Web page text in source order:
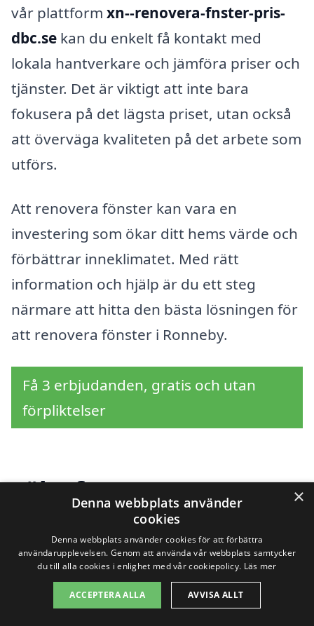
vår plattform xn--renovera-fnster-pris-
dbc.se kan du enkelt få kontakt med
lokala hantverkare och jämföra priser och
tjänster. Det är viktigt att inte bara
fokusera på det lägsta priset, utan också
att överväga kvaliteten på det arbete som
utförs.
Att renovera fönster kan vara en
investering som ökar ditt hems värde och
förbättrar inneklimatet. Med rätt
information och hjälp är du ett steg
närmare att hitta den bästa lösningen för
att renovera fönster i Ronneby.
Få 3 erbjudanden, gratis och utan
förpliktelser
Sök efter en
professionell för
renovera fönster i
andra städer nära
Ronneby
×
Denna webbplats använder
cookies
Denna webbplats använder cookies för att förbättra
användarupplevelsen. Genom att använda vår webbplats samtycker
du till alla cookies i enlighet med vår cookiepolicy. Läs mer
ACCEPTERA ALLA AVVISA ALLT